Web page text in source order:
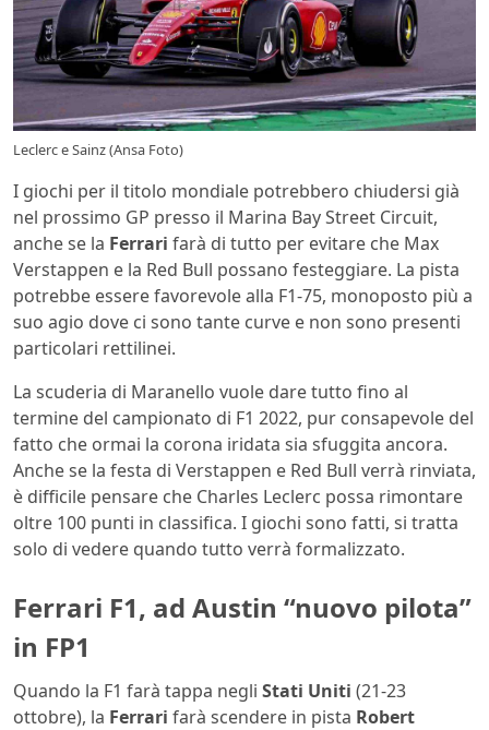
Leclerc e Sainz (Ansa Foto)
I giochi per il titolo mondiale potrebbero chiudersi già
nel prossimo GP presso il Marina Bay Street Circuit,
anche se la Ferrari farà di tutto per evitare che Max
Verstappen e la Red Bull possano festeggiare. La pista
potrebbe essere favorevole alla F1-75, monoposto più a
suo agio dove ci sono tante curve e non sono presenti
particolari rettilinei.
La scuderia di Maranello vuole dare tutto fino al
termine del campionato di F1 2022, pur consapevole del
fatto che ormai la corona iridata sia sfuggita ancora.
Anche se la festa di Verstappen e Red Bull verrà rinviata,
è difficile pensare che Charles Leclerc possa rimontare
oltre 100 punti in classifica. I giochi sono fatti, si tratta
solo di vedere quando tutto verrà formalizzato.
Ferrari F1, ad Austin “nuovo pilota”
in FP1
Quando la F1 farà tappa negli Stati Uniti (21-23
ottobre), la Ferrari farà scendere in pista Robert